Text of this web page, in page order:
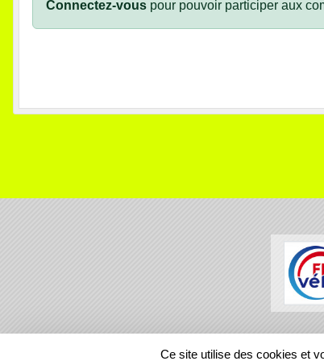
Connectez-vous pour pouvoir participer aux
REGIONS
Ce site utilise des cookies et